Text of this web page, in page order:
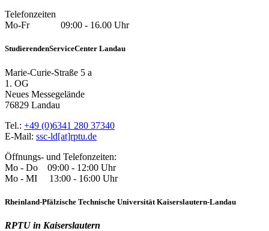
Telefonzeiten
Mo-Fr 09:00 - 16.00 Uhr
StudierendenServiceCenter Landau
Marie-Curie-Straße 5 a
1. OG
Neues Messegelände
76829 Landau
Tel.: +49 (0)6341 280 37340
E-Mail: ssc-ld[at]rptu.de
Öffnungs- und Telefonzeiten:
Mo - Do 09:00 - 12:00 Uhr
Mo - MI 13:00 - 16:00 Uhr
Rheinland-Pfälzische Technische Universität Kaiserslautern-Landau
RPTU in Kaiserslautern